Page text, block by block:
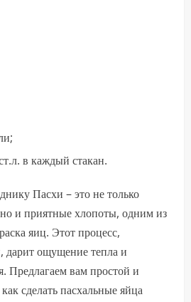
в каждый стакан.
Пасхи – это не только
и приятные хлопоты, одним из
яиц. Этот процесс,
ощущение тепла и
Предлагаем вам простой и
сделать пасхальные яйца